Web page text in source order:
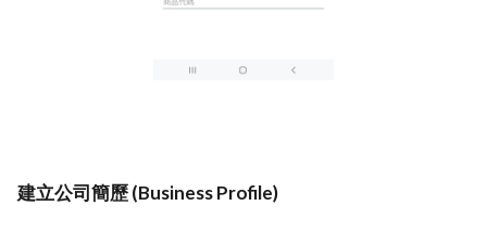
建立公司簡歷 (Business Profile)